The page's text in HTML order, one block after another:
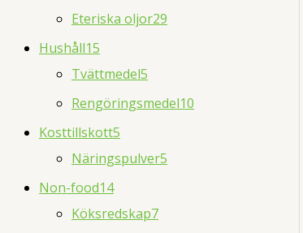
Eteriska oljor29
Hushåll15
Tvättmedel5
Rengöringsmedel10
Kosttillskott5
Näringspulver5
Non-food14
Köksredskap7